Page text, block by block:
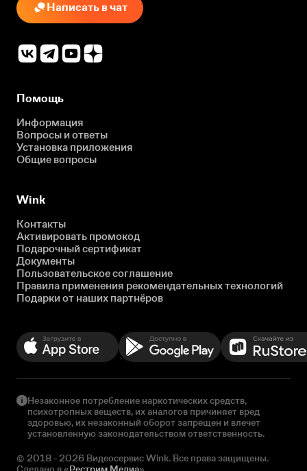
Написать в чат
Помощь
Информация
Вопросы и ответы
Установка приложения
Общие вопросы
Wink
Контакты
Активировать промокод
Подарочный сертификат
Документы
Пользовательское соглашение
Правила применения рекомендательных технологий
Подарки от наших партнёров
Незаконное потребление наркотических средств,
психотропных веществ, их аналогов причиняет вред
здоровью, их незаконный оборот запрещен и влечет
установленную законодательством ответственность.
© 2018 - 2026 Видеосервис Wink. Все права защищены.